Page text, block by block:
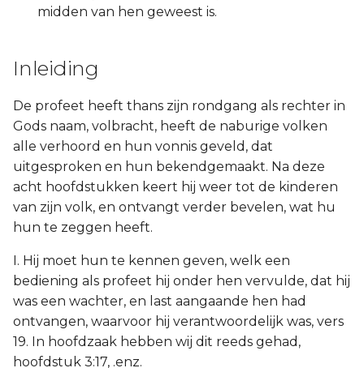
midden van hen geweest is.
Inleiding
De profeet heeft thans zijn rondgang als rechter in
Gods naam, volbracht, heeft de naburige volken
alle verhoord en hun vonnis geveld, dat
uitgesproken en hun bekendgemaakt. Na deze
acht hoofdstukken keert hij weer tot de kinderen
van zijn volk, en ontvangt verder bevelen, wat hu
hun te zeggen heeft.
I. Hij moet hun te kennen geven, welk een
bediening als profeet hij onder hen vervulde, dat hij
was een wachter, en last aangaande hen had
ontvangen, waarvoor hij verantwoordelijk was, vers
19. In hoofdzaak hebben wij dit reeds gehad,
hoofdstuk 3:17, .enz.